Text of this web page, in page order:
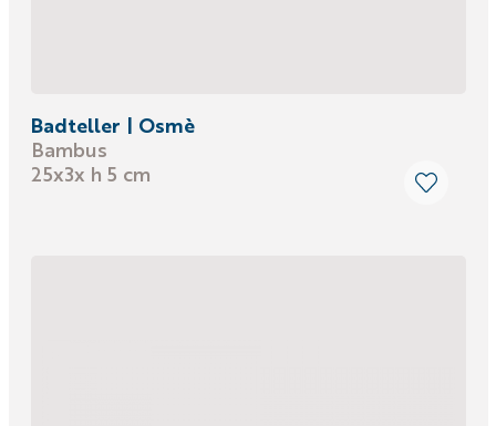
Badteller | Osmè
Bambus
25x3x h 5 cm